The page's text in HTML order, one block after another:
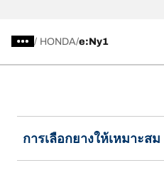
/ HONDA e:Ny1
การเลือกยางให้เหมาะสม